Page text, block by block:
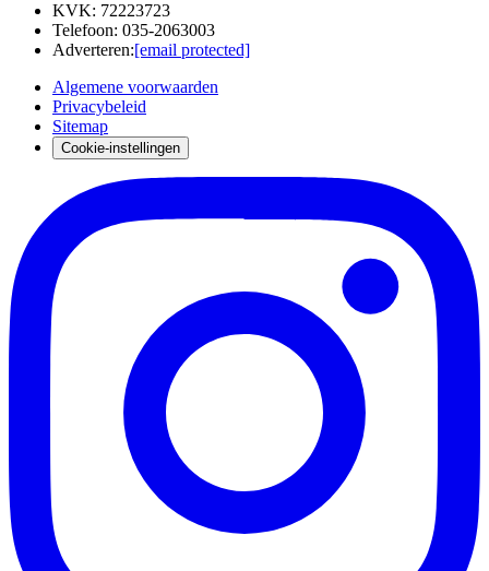
KVK: 72223723
Telefoon: 035-2063003
Adverteren:[email protected]
Algemene voorwaarden
Privacybeleid
Sitemap
Cookie-instellingen